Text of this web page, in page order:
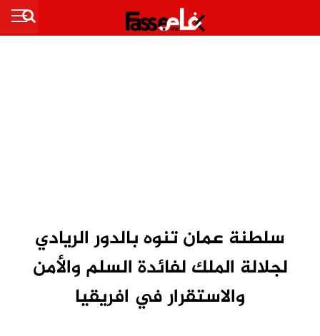
سلطنة عمان تنوه بالدور الريادي
لجلالة الملك لفائدة السلم والأمن
والاستقرار في افريقيا